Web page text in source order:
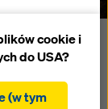
go
i dźwigarów
strony
pliki
podczas
cookie i
do USA?
(w tym